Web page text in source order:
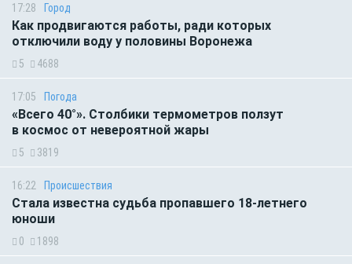
17:28 Город
Как продвигаются работы, ради которых
отключили воду у половины Воронежа
5 4688
17:05 Погода
«Всего 40°». Столбики термометров ползут
в космос от невероятной жары
5 3819
16:22 Происшествия
Стала известна судьба пропавшего 18-летнего
юноши
0 1898